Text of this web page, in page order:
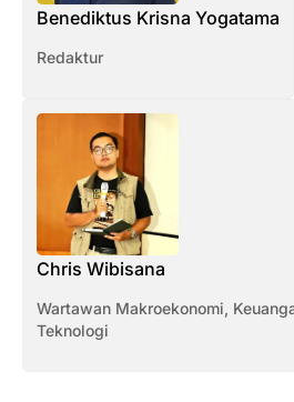
Benediktus Krisna Yogatama
Redaktur
Chris Wibisana
Wartawan Makroekonomi,
Teknologi